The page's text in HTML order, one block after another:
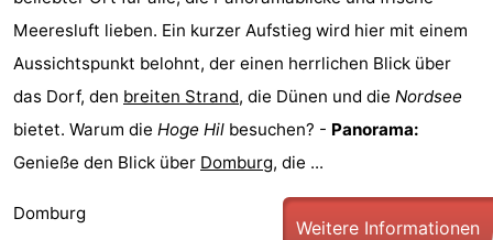
Route
-
Parken
Reisebuchshop
-
Fähre
Medizin
Meeresluft lieben. Ein kurzer Aufstieg wird hier mit einem
Aussichtspunkt belohnt, der einen herrlichen Blick über
das Dorf, den breiten Strand, die Dünen und die Nordsee
bietet. Warum die Hoge Hil besuchen? - Panorama:
Genieße den Blick über Domburg, die ...
Domburg
Weitere Informationen